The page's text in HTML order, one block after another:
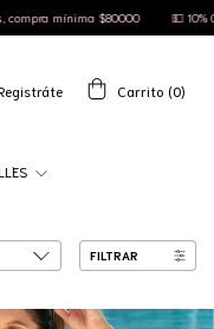
Envío gratis CABA/GBA +$150.000
Carrito (0)
FILTRAR